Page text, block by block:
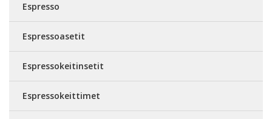
Espresso
Espressoasetit
Espressokeitinsetit
Espressokeittimet